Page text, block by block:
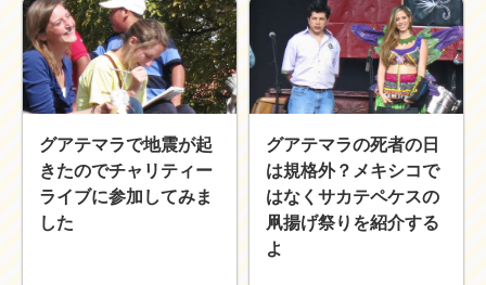
グアテマラで地震が起
きたのでチャリティー
ライブに参加してみま
した
グアテマラの死者の日
は規格外？メキシコで
はなくサカテペケスの
凧揚げ祭りを紹介する
よ